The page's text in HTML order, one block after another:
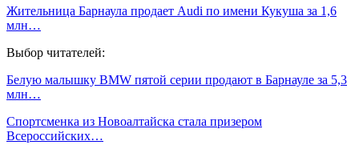
Жительница Барнаула продает Audi по имени Кукуша за 1,6
млн…
Выбор читателей:
Белую малышку BMW пятой серии продают в Барнауле за 5,3
млн…
Спортсменка из Новоалтайска стала призером
Всероссийских…